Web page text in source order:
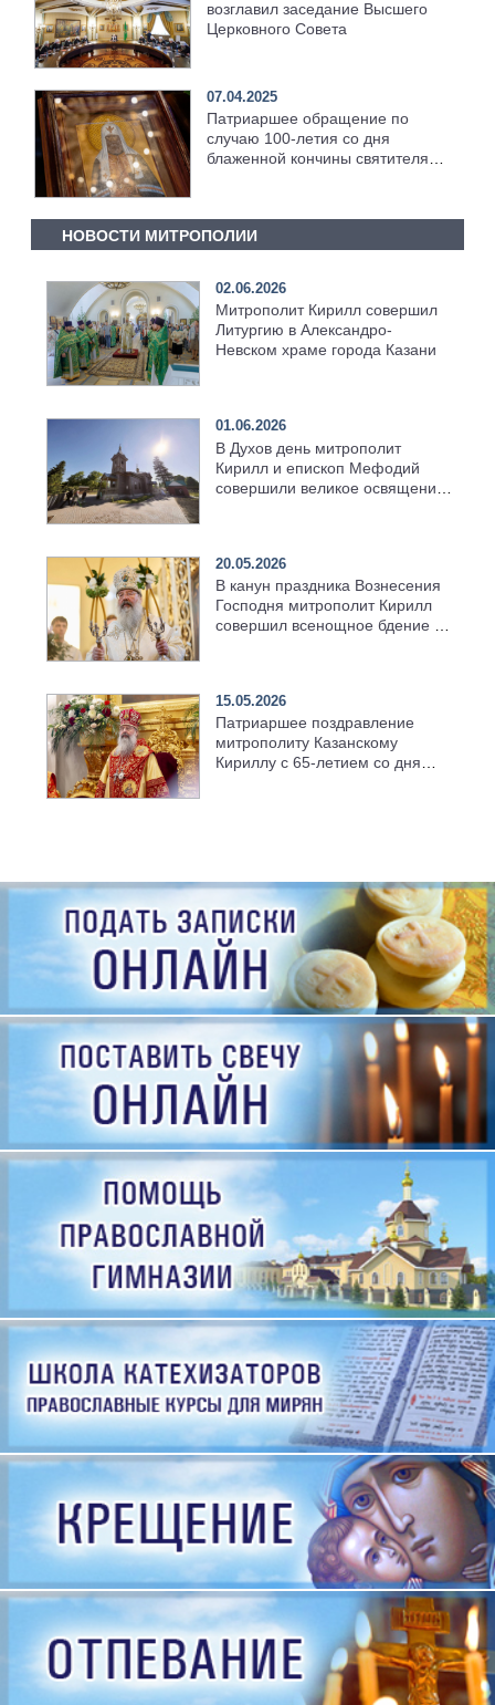
возглавил заседание Высшего
Церковного Совета
07.04.2025
Патриаршее обращение по
случаю 100-летия со дня
блаженной кончины святителя
НОВОСТИ МИТРОПОЛИИ
02.06.2026
Митрополит Кирилл совершил
Литургию в Александро-
Невском храме города Казани
01.06.2026
В Духов день митрополит
Кирилл и епископ Мефодий
совершили великое освящение
20.05.2026
В канун праздника Вознесения
Господня митрополит Кирилл
совершил всенощное бдение в
15.05.2026
Патриаршее поздравление
митрополиту Казанскому
Кириллу с 65-летием со дня